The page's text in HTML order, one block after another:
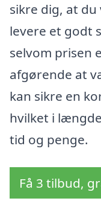
sikre dig, at
levere et godt
selvom prisen
afgørende at
kan sikre en
hvilket i
tid og penge.
Få 3 tilbud,